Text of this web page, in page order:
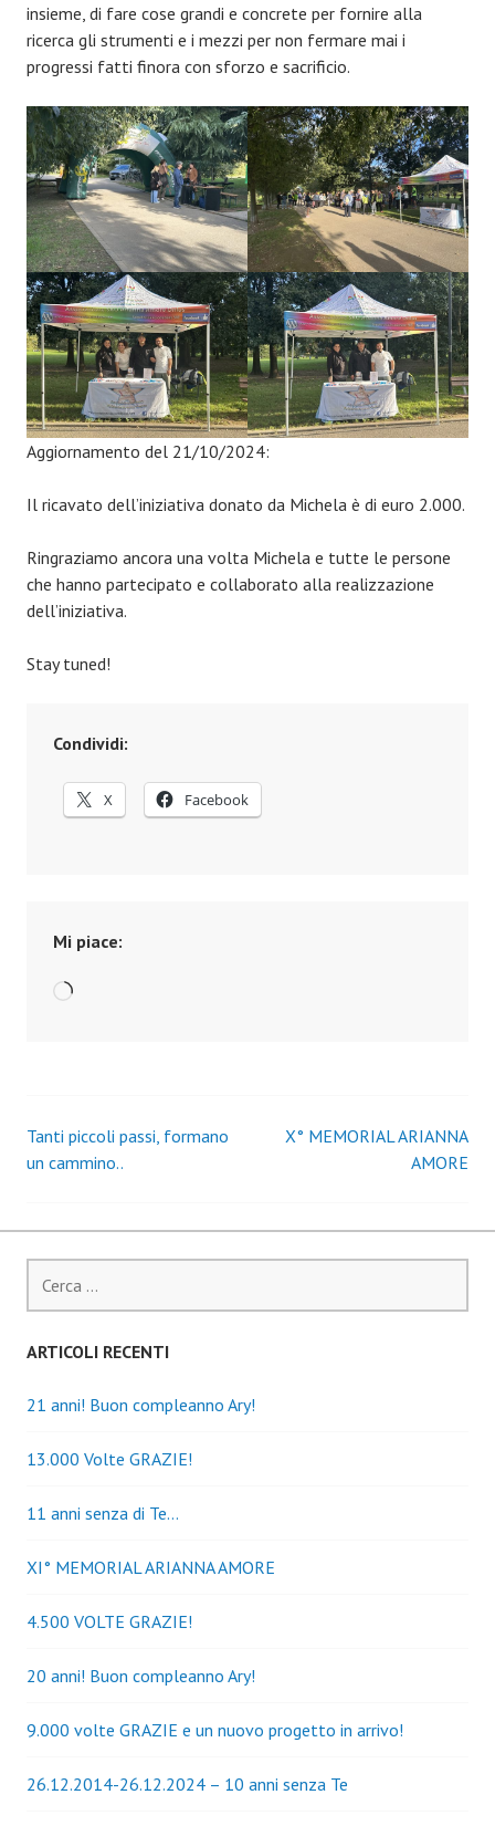
insieme, di fare cose grandi e concrete per fornire alla
ricerca gli strumenti e i mezzi per non fermare mai i
progressi fatti finora con sforzo e sacrificio.
Aggiornamento del 21/10/2024:
Il ricavato dell’iniziativa donato da Michela è di euro 2.000.
Ringraziamo ancora una volta Michela e tutte le persone
che hanno partecipato e collaborato alla realizzazione
dell’iniziativa.
Stay tuned!
Condividi:
X Facebook
Mi piace:
Caricamento
Navigazione
Tanti piccoli passi, formano
un cammino..
X° MEMORIAL ARIANNA
AMORE
per:
ARTICOLI RECENTI
21 anni! Buon compleanno Ary!
13.000 Volte GRAZIE!
11 anni senza di Te…
XI° MEMORIAL ARIANNA AMORE
4.500 VOLTE GRAZIE!
20 anni! Buon compleanno Ary!
9.000 volte GRAZIE e un nuovo progetto in arrivo!
26.12.2014-26.12.2024 – 10 anni senza Te